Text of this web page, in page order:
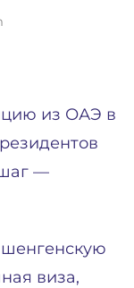
из ОАЭ в
—
виза,